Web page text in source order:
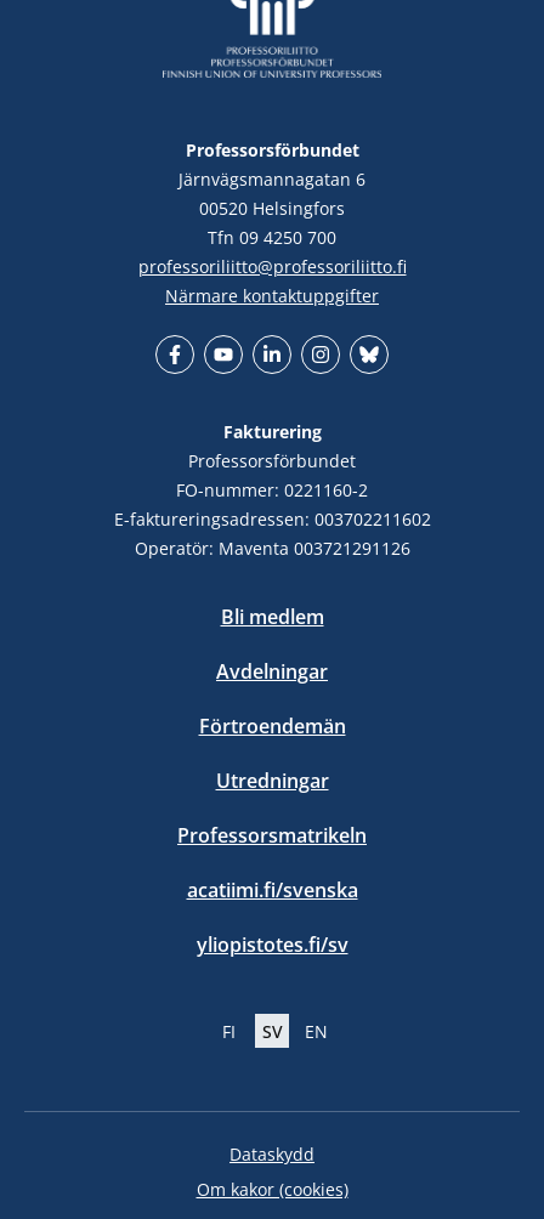
Professorsförbundet
Järnvägsmannagatan 6
00520 Helsingfors
Tfn 09 4250 700
professoriliitto@professoriliitto.fi
Närmare kontaktuppgifter
Fakturering
Professorsförbundet
FO-nummer: 0221160-2
E-faktureringsadressen: 003702211602
Operatör: Maventa 003721291126
Bli medlem
Avdelningar
Förtroendemän
Utredningar
Professorsmatrikeln
acatiimi.fi/svenska
yliopistotes.fi/sv
FI SV EN
Dataskydd
Om kakor (cookies)